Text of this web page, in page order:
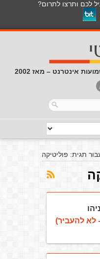
לכם ותרצו לתרום?
אינטרנט – מאז 2002
תגית: פוליטיקה
לא להעביר)